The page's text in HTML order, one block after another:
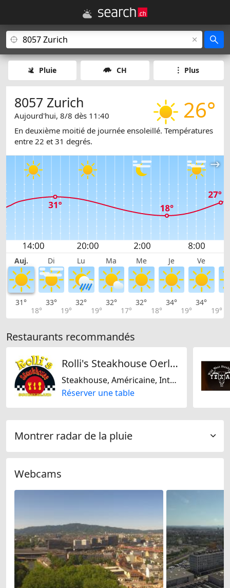
Pluie CH Plus
26°
8057 Zurich
Aujourd'hui, 8/8 dès 11:40
En deuxième moitié de journée ensoleillé. Températures
entre 22 et 31 degrés.
Auj. Di Lu Ma Me Je Ve
31°
18°
33°
19°
32°
19°
32°
17°
32°
18°
34°
19°
34°
19°
Restaurants recommandés
Rolli's Steakhouse Oerlikon
Steakhouse, Américaine, Internationale
Réserver une table
Montrer radar de la pluie
Webcams